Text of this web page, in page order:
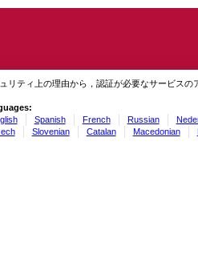
リティ上の理由から，認証が必要なサービスの
Spanish French Russian
Slovenian Catalan Macedonian